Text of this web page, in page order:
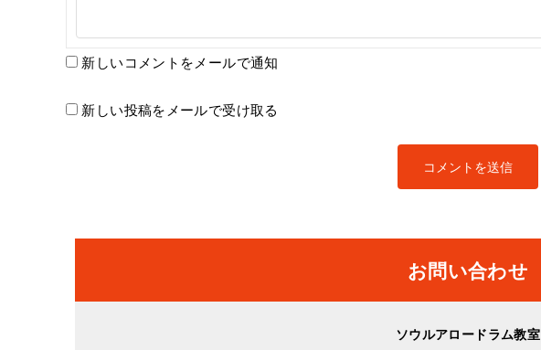
新しいコメントをメールで通知
新しい投稿をメールで受け取る
お問い合わせ
ソウルアロードラム教室